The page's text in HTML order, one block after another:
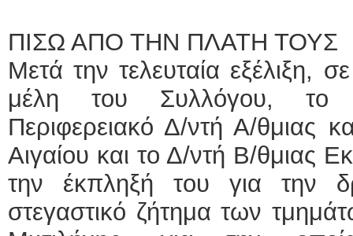
ΠΙΣΩ ΑΠΟ ΤΗΝ ΠΛΑΤΗ ΤΟΥΣ
Μετά την τελευταία εξέλιξη,
μέλη του Συλλόγου, το
Περιφερειακό Δ/ντή Α/θμιας
Αιγαίου και το Δ/ντή Β/θμιας
την έκπληξή του για την
στεγαστικό ζήτημα των